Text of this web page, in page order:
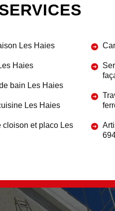
Les Haies
Haies
bain Les Haies
Les Haies
cloison et placo Les